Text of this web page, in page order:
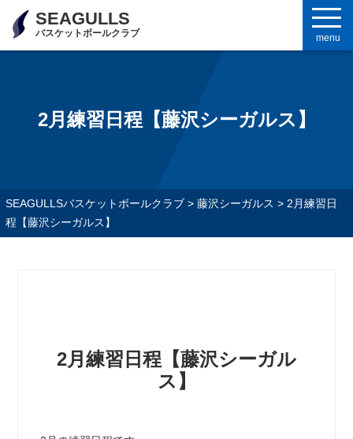
SEAGULLS
バスケットボールクラブ menu
2月練習日程【藤沢シーガルス】
SEAGULLSバスケットボールクラブ> 藤沢シーガルス > 2月練習日
程【藤沢シーガルス】
2月練習日程【藤沢シーガル
ス】